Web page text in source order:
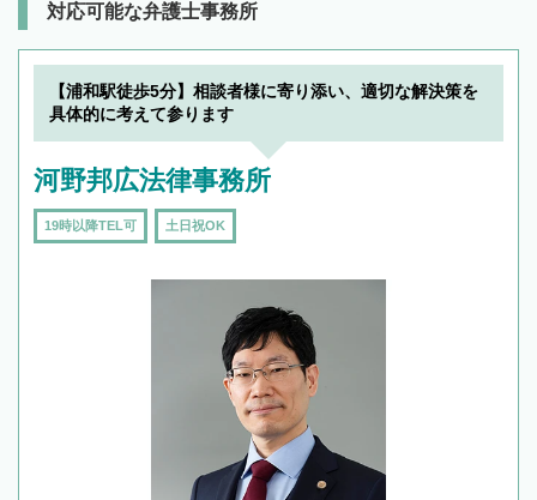
対応可能な弁護士事務所
【浦和駅徒歩5分】相談者様に寄り添い、適切な解決策を
具体的に考えて参ります
河野邦広法律事務所
19時以降TEL可 土日祝OK